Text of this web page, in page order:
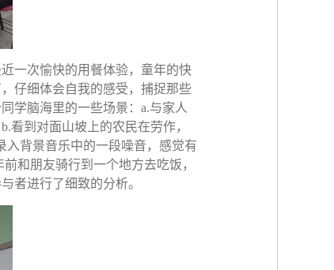
一次愉快的用餐体验，童年的快
仔细体会自我的感受，捕捉那些
学脑海里的一些场景：a.与家人
到对面山坡上的农民在劳作，
入背景音乐中的一段噪音，感觉有
和朋友骑行到一个地方去吃饭，
者进行了细致的分析。